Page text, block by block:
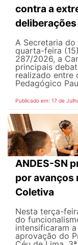
contra a
A Secretaria do
quarta-feira
287/2026, a
principais
realizado entre
Pedagógico
Publicado em: 17 de
ANDES-SN
por avanços
Coletiva
Nesta terça-
do
intensificaram
aprovação do